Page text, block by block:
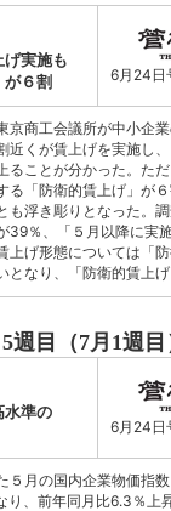
実施も
が６割
6月24日
京商工会議所が中小企業
近くが賃上げを実施し
ることが分かった。た
る「防衛的賃上げ」が
も浮き彫りとなった。
39％、「５月以降に実
上げ形態については「
となり、「防衛的賃上げ
週目（7月1週目
水準の
6月24日
５月の国内企業物価指
り、前年同月比6.3％上